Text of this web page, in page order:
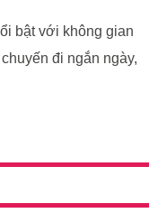
bật với không gian
đi ngắn ngày,